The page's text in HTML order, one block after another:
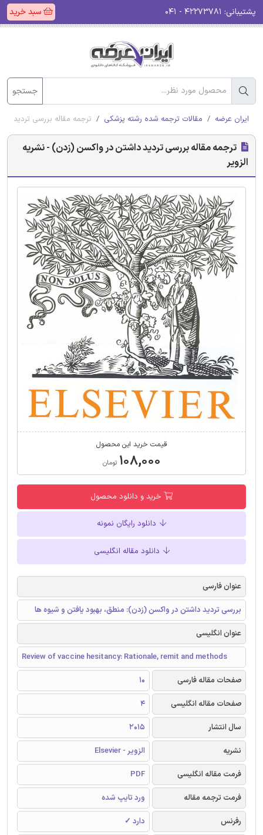
پشتیبانی: سبد خرید
جستجو
ایران عرضه مقالات ترجمه شده رشته پزشکی ترجمه مقاله بررسی تردید
ترجمه مقاله بررسی تردید داشتن در واکسن (زدن) - نشریه
الزویر
قیمت خرید این محصول
۱۰۸,۰۰۰ تومان
خرید و دانلود محصول
دانلود رایگان نمونه
دانلود مقاله انگلیسی
عنوان فارسی
بررسی تردید داشتن در واکسن (زدن): منطق، بهبود یافتن و شیوه ها
عنوان انگلیسی
Review of vaccine hesitancy: Rationale, remit and methods
صفحات مقاله فارسی
10
صفحات مقاله انگلیسی
4
سال انتشار
2015
نشریه
الزویر - Elsevier
فرمت مقاله انگلیسی
PDF
فرمت ترجمه مقاله
ورد تایپ شده
رفرنس
دارد ✓